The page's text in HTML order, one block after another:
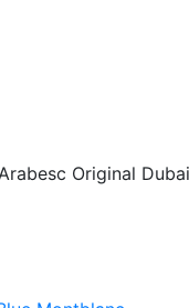
Original